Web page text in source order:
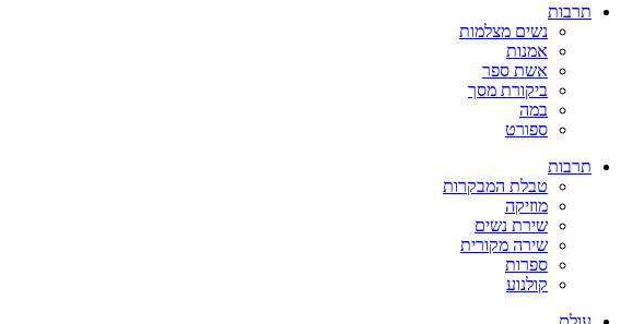
תרבות
נשים מצלמות
אמנות
אשת ספר
ביקורת מסך
במה
ספורט
תרבות
טבלת המבקרות
מוזיקה
שירת נשים
שירה מקורית
ספרות
קולנוע